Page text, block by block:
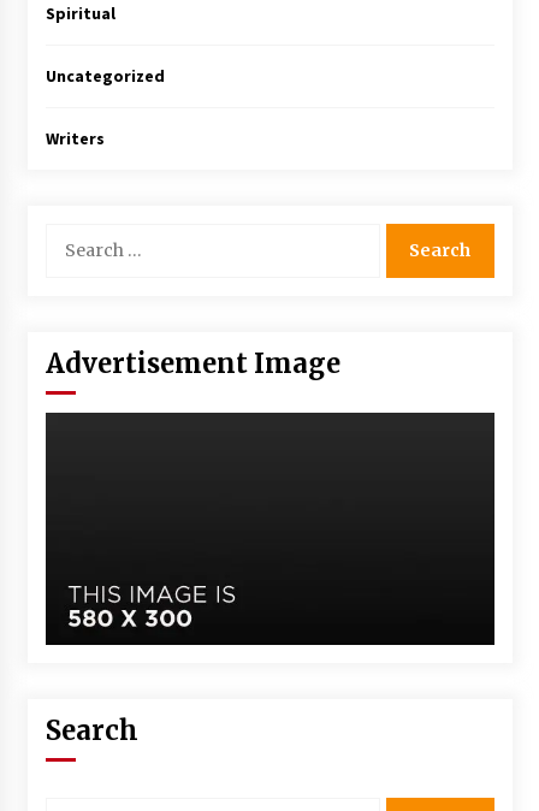
Spiritual
Uncategorized
Writers
Advertisement Image
Search